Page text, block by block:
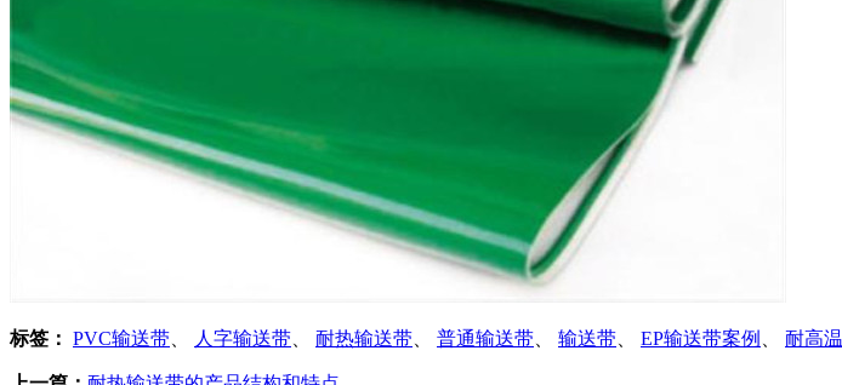
标签： PVC输送带 人字输送带 耐热输送带 普通输送带 输送带 EP输送带案例 耐高